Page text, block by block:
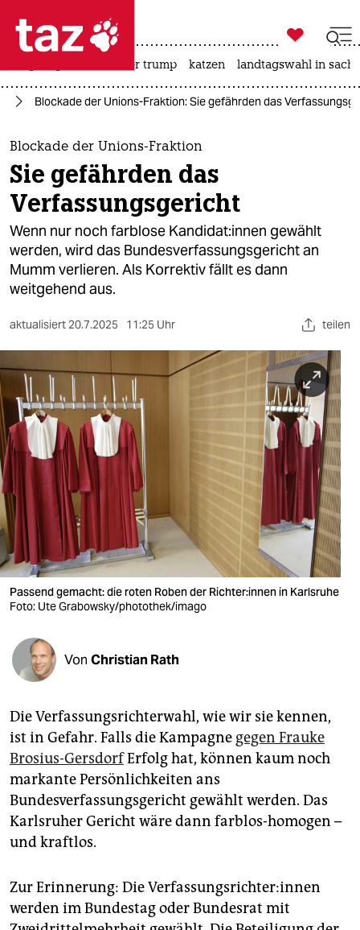
 taz zahl ich
taz zahl ich
themen
politik
öko
gesellschaft
kultur
sport
berlin
nord
wahrheit
verlag
verlag
veranstaltungen
shop
fragen & hilfe
abo
epaper login

taz zahl ich
usa unter trump katzen landtagswahl in
Blockade der Unions-Fraktion: Sie gefährden das
Blockade der Unions-Fraktion
Sie gefährden das
Verfassungs­gericht
Wenn nur noch farblose Kan­di­da­t:in­nen gewählt
werden, wird das Bundesverfassungsgericht an
Mumm verlieren. Als Korrektiv fällt es dann
weitgehend aus.
aktualisiert 20.7.2025 11:25 Uhr teilen
Passend gemacht: die roten Roben der Rich­te­r:in­nen in Karlsruhe
Foto: Ute Grabowsky/photothek/imago
Von Christian Rath
Die Verfassungsrichterwahl, wie wir sie kennen,
ist in Gefahr. Falls die Kampagne gegen Frauke
Brosius-GersdorfErfolg hat, können kaum noch
markante Persönlichkeiten ans
Bundesverfassungsgericht gewählt werden. Das
Karlsruher Gericht wäre dann farblos-homogen –
und kraftlos.
Zur Erinnerung: Die Ver­fas­sungs­rich­te­r:in­nen
werden im Bun­destag oder Bundesrat mit